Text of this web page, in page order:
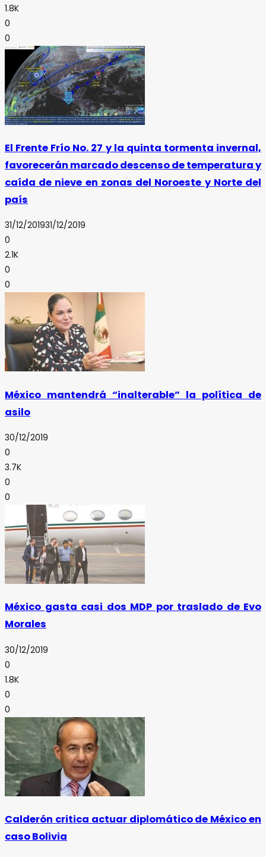
1.8K
0
0
El Frente Frío No. 27 y la quinta tormenta invernal,
favorecerán marcado descenso de temperatura y
caída de nieve en zonas del Noroeste y Norte del
país
31/12/201931/12/2019
0
2.1K
0
0
México mantendrá “inalterable” la política de
asilo
30/12/2019
0
3.7K
0
0
México gasta casi dos MDP por traslado de Evo
Morales
30/12/2019
0
1.8K
0
0
Calderón critica actuar diplomático de México en
caso Bolivia